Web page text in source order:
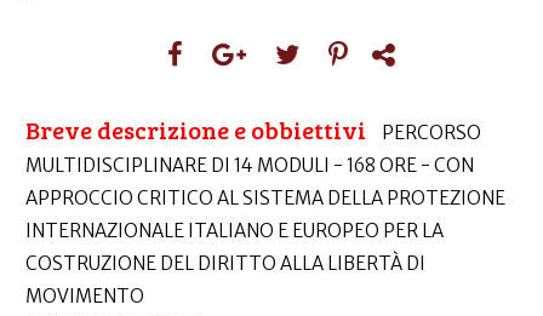
Breve descrizione e obbiettivi
PERCORSO
MULTIDISCIPLINARE DI 14 MODULI - 168 ORE - CON
APPROCCIO CRITICO AL SISTEMA DELLA PROTEZIONE
INTERNAZIONALE ITALIANO E EUROPEO PER LA
COSTRUZIONE DEL DIRITTO ALLA LIBERTÀ DI
MOVIMENTO